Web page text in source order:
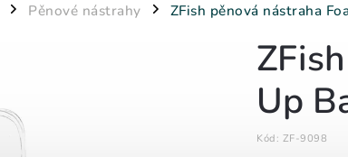
/ Pěnové nástrahy / ZFish pěnová nástraha
Up
Kód: ZF-9098